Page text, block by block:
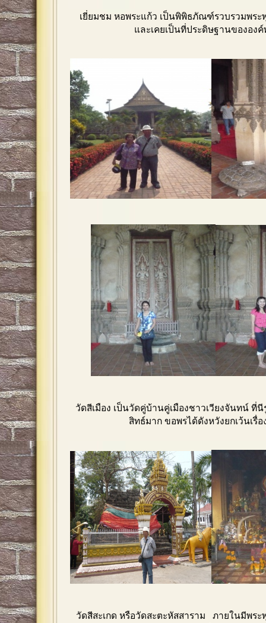
เยี่ยมชม หอพระแก้ว เป็นพิพิธภัณฑ์รวบรวมพร
และเคยเป็นที่ประดิษฐานขององค์
วัดสีเมือง เป็นวัดคู่บ้านคู่เมืองชาวเวียงจันทน์ ที่
สิทธ์มาก ขอพรได้ดังหวังยกเว้นเรื่
วัดสีสะเกด หรือวัดสะตะหัสสาราม ภายในมีพระ